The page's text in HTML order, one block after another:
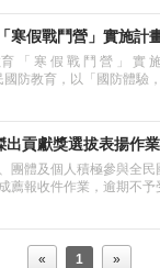
寒假戰鬥營」實施計
「 寒 假 戰 鬥 營 」 實
防教育，以「國防體驗
貢獻獎選拔表揚作
團體及個人積極參與全
薦報收件作業，逾期不
« 1 »